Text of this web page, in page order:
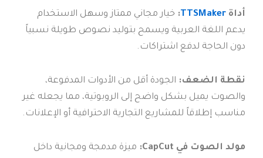
أداةTTSMaker
: خيار مجاني ممتاز وسهل الاستخدام
يدعم اللغة العربية ويسمح بتوليد نصوص طويلة نسبياً
دون الحاجة لدفع اشتراكات.
نقطة الضعف:الجودة أقل من الأدوات المدفوعة،
والصوت يميل بشكل واضح إلى الروبوتية، مما يجعله غير
مناسب إطلاقاً للمشاريع التجارية الاحترافية أو الإعلانات.
مولد الصوت في CapCut:
ميزة مدمجة ومجانية داخل